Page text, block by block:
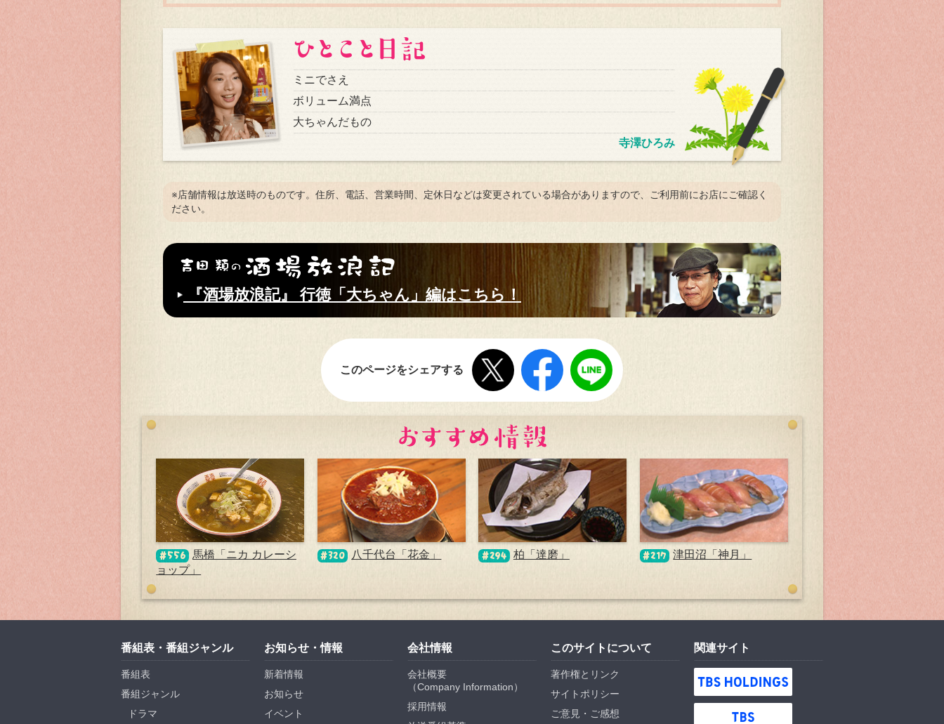
ミニでさえ
ボリューム満点
大ちゃんだもの
寺澤ひろみ
※店舗情報は放送時のものです。住所、電話、営業時間、定休日などは変更されている場合がありますので、ご利用前にお店にご確認く
ださい。
『酒場放浪記』 行徳「大ちゃん」編はこちら！
このページをシェアする
#556 馬橋「ニカ カレーシ
ョップ」
#320 八千代台「花金」 #294 柏「達磨」 #217 津田沼「神月」
番組表・番組ジャンル
番組表
番組ジャンル
ドラマ
お知らせ・情報
新着情報
お知らせ
イベント
会社情報
会社概要
（Company Information）
採用情報
このサイトについて
著作権とリンク
サイトポリシー
ご意見・ご感想
関連サイト